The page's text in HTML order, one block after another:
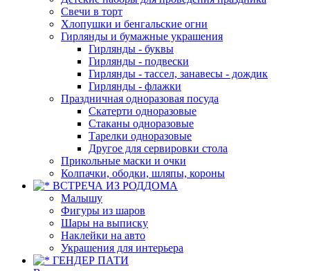
Свечи в торт
Хлопушки и бенгальские огни
Гирлянды и бумажные украшения
Гирлянды - буквы
Гирлянды - подвески
Гирлянды - тассел, занавесы - дождик
Гирлянды - флажки
Праздничная одноразовая посуда
Скатерти одноразовые
Стаканы одноразовые
Тарелки одноразовые
Другое для сервировки стола
Прикольные маски и очки
Колпачки, ободки, шляпы, короны
ВСТРЕЧА ИЗ РОДДОМА
Малышу
Фигуры из шаров
Шары на выписку
Наклейки на авто
Украшения для интерьера
ГЕНДЕР ПАТИ